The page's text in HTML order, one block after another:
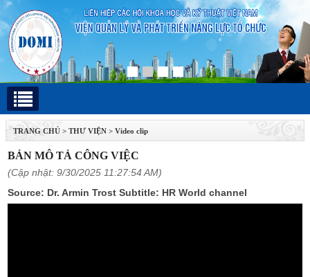
TRANG CHỦ > THƯ VIỆN > Video clip
BẢN MÔ TẢ CÔNG VIỆC
(Cập nhật: 9/30/2025 11:27:54 AM)
Source: Dr. Armin Trost Subtitle: HR World channel